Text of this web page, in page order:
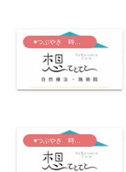
●つぶやき 時々 あおい節